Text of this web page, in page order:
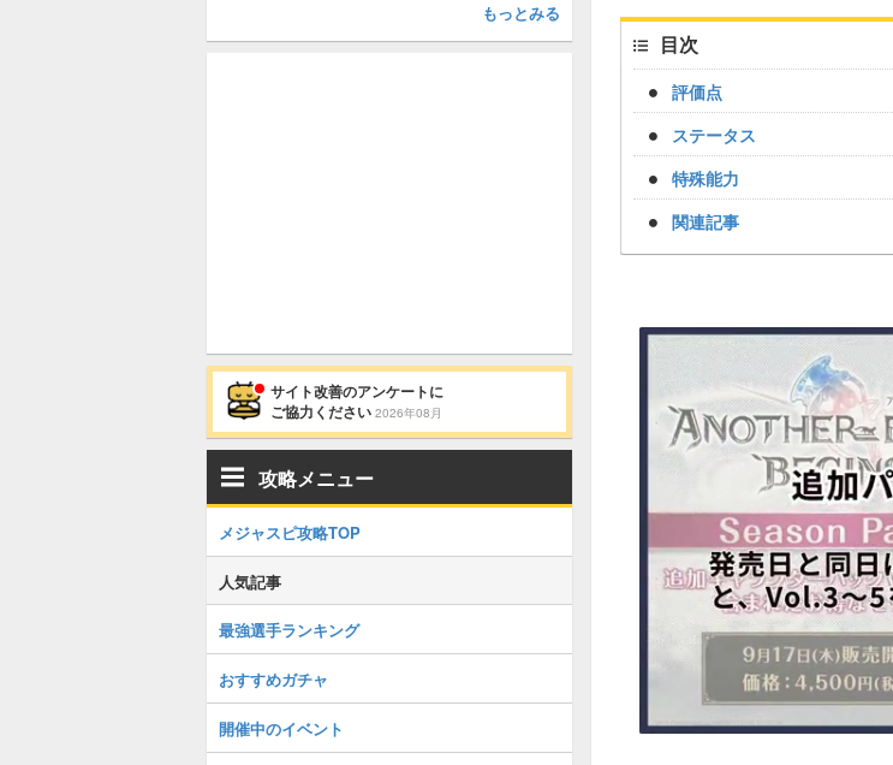
目次
評価点
ステータス
特殊能力
関連記事
もっとみる
サイト改善のアンケートに
ご協力ください 2026年08月
攻略メニュー
メジャスピ攻略TOP
人気記事
最強選手ランキング
おすすめガチャ
開催中のイベント